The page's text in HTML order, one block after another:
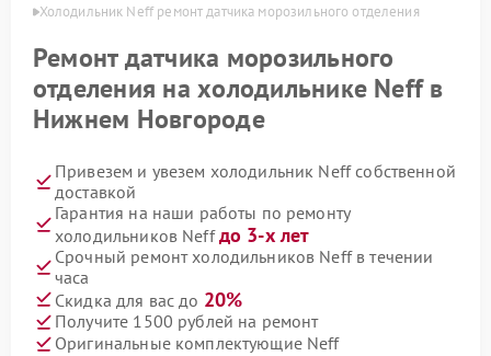
Холодильник Neff ремонт датчика морозильного отделения
Ремонт датчика морозильного
отделения на холодильнике Neff в
Нижнем Новгороде
Привезем и увезем холодильник Neff собственной
доставкой
Гарантия на наши работы по ремонту
холодильников Neffдо 3-х лет
Срочный ремонт холодильников Neff в течении
часа
Скидка для вас до 20%
Получите 1500 рублей на ремонт
Оригинальные комплектующие Neff